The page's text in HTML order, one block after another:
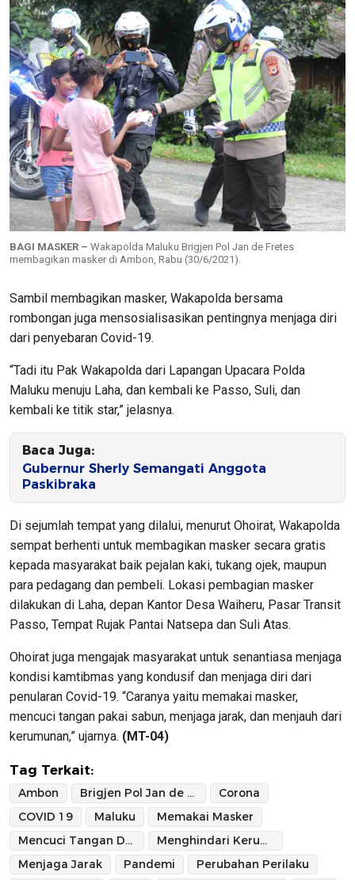
BAGI MASKER – Wakapolda Maluku Brigjen Pol Jan de Fretes
membagikan masker di Ambon, Rabu (30/6/2021).
Sambil membagikan masker, Wakapolda bersama
rombongan juga mensosialisasikan pentingnya menjaga diri
dari penyebaran Covid-19.
“Tadi itu Pak Wakapolda dari Lapangan Upacara Polda
Maluku menuju Laha, dan kembali ke Passo, Suli, dan
kembali ke titik star,” jelasnya.
Baca Juga:
Gubernur Sherly Semangati Anggota
Paskibraka
Di sejumlah tempat yang dilalui, menurut Ohoirat, Wakapolda
sempat berhenti untuk membagikan masker secara gratis
kepada masyarakat baik pejalan kaki, tukang ojek, maupun
para pedagang dan pembeli. Lokasi pembagian masker
dilakukan di Laha, depan Kantor Desa Waiheru, Pasar Transit
Passo, Tempat Rujak Pantai Natsepa dan Suli Atas.
Ohoirat juga mengajak masyarakat untuk senantiasa menjaga
kondisi kamtibmas yang kondusif dan menjaga diri dari
penularan Covid-19. “Caranya yaitu memakai masker,
mencuci tangan pakai sabun, menjaga jarak, dan menjauh dari
kerumunan,” ujarnya. (MT-04)
Tag Terkait:
Ambon Brigjen Pol Jan de Fretes
Corona
COVID 19
Maluku
Memakai Masker
Mencuci Tangan Dengan Sabun
Menghindari Kerumunan
Menjaga Jarak
Pandemi
Perubahan Perilaku